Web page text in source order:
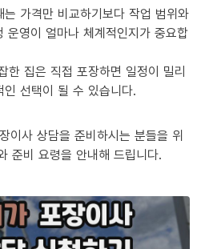
가격만 비교하기보다 작업 범위와
운영이 얼마나 체계적인지가 중요합
한 집은 직접 포장하면 일정이 밀리
선택이 될 수 있습니다.
이사 상담을 준비하시는 분들을 위
준비 요령을 안내해 드립니다.